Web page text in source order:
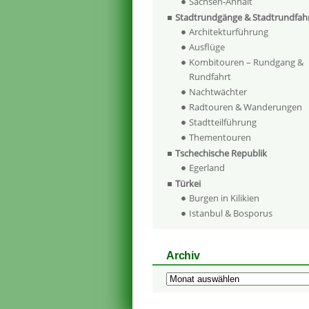
Stadtrundgänge &
Architekturführung
Ausflüge
Kombitouren – Rundgang &
Rundfahrt
Nachtwächter
Radtouren & Wanderungen
Stadtteilführung
Thementouren
Tschechische Republik
Egerland
Türkei
Burgen in Kilikien
Istanbul & Bosporus
Archiv
Archiv